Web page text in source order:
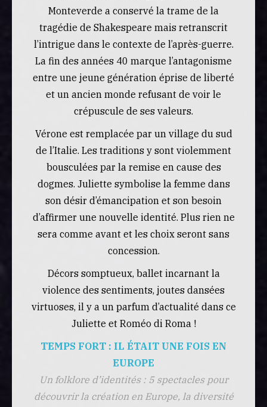
Monteverde a conservé la trame de la
tragédie de Shakespeare mais retranscrit
l’intrigue dans le contexte de l’après-guerre.
La fin des années 40 marque l’antagonisme
entre une jeune génération éprise de liberté
et un ancien monde refusant de voir le
crépuscule de ses valeurs.
Vérone est remplacée par un village du sud
de l’Italie. Les traditions y sont violemment
bousculées par la remise en cause des
dogmes. Juliette symbolise la femme dans
son désir d’émancipation et son besoin
d’affirmer une nouvelle identité. Plus rien ne
sera comme avant et les choix seront sans
concession.
Décors somptueux, ballet incarnant la
violence des sentiments, joutes dansées
virtuoses, il y a un parfum d’actualité dans ce
Juliette et Roméo di Roma !
TEMPS FORT : IL ÉTAIT UNE FOIS EN
EUROPE
Un folklore d’identités : 5 spectacles pour
découvrir la création en Europe, la diversité